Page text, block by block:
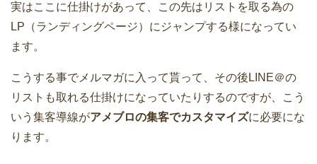
実はここに仕掛けがあって、この先はリストを取る為の
LP（ランディングページ）にジャンプする様になってい
ます。
こうする事でメルマガに入って貰って、その後LINE＠の
リストも取れる仕掛けになっていたりするのですが、こう
いう集客導線がアメブロの集客でカスタマイズに必要にな
ります。